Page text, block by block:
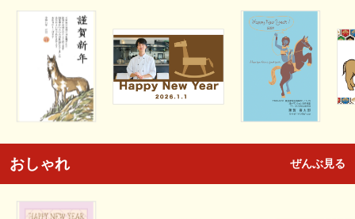
おしゃれ ぜんぶ見る